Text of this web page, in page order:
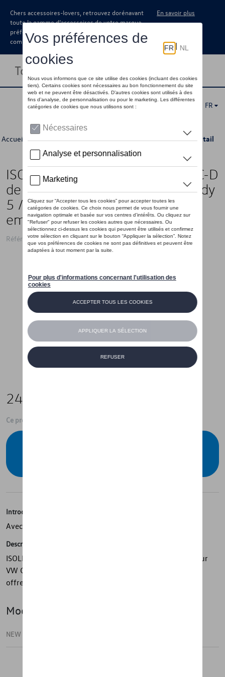
Chers accessoires-lovers, retrouvez dorénavant
toute la gamme d’accessoires de votre marque
préférée sous forme de catalogue à
commander auprès de votre concessionaire.
En savoir plus
Toggle navigation
FR
Accueil >Catalogue Volkswagen >Camping >Intérieur > Détail
ISOLITE Inside pour le montant C-D
de la fenêtre droite pour VW Caddy
5 / Caddy California avec
empattement court
Référence: BRA100701656
24,50 €
Ce produit n'est actuellement pas de stock
Introduction
Avec ISOLITE, personne ne peut vous voir de l'extérieur.
Description
ISOLITE Inside pour le pilier C-D de la fenêtre gauche pour
VW Caddy 5 / Caddy California avec empattement court
offre une grande isolation et un obscurcissement.
Modèle(s)
NEW CADDY